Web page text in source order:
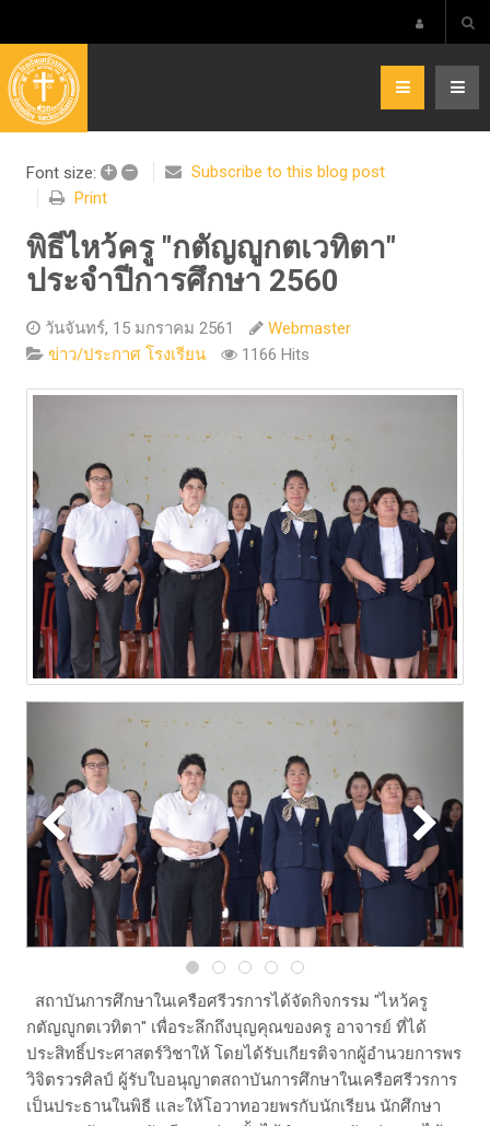
Font size: + –
Subscribe to this blog post
Print
พิธีไหว้ครู "กตัญญูกตเวทิตา"
ประจำปีการศึกษา 2560
วันจันทร์, 15 มกราคม 2561
Webmaster
ข่าว/ประกาศ โรงเรียน
1166 Hits
สถาบันการศึกษาในเครือศรีวรการได้จัดกิจกรรม "ไหว้ครู
กตัญญูกตเวทิตา" เพื่อระลึกถึงบุญคุณของครู อาจารย์ ที่ได้
ประสิทธิ์ประศาสตร์วิชาให้ โดยได้รับเกียรติจากผู้อำนวยการพร
วิจิตรวรศิลป์ ผู้รับใบอนุญาตสถาบันการศึกษาในเครือศรีวรการ
เป็นประธานในพิธี และให้โอวาทอวยพรกับนักเรียน นักศึกษา